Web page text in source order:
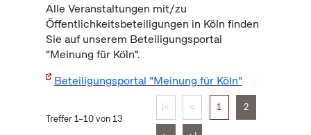
Alle Veranstaltungen mit/zu
Öffentlichkeitsbeteiligungen in Köln finden
Sie auf unserem Beteiligungsportal
"Meinung für Köln".
Beteiligungsportal "Meinung für Köln"
Treffer 1–10 von 13
|< < 1 2